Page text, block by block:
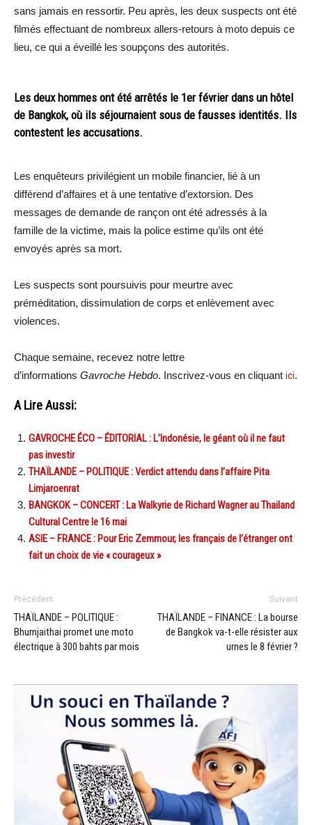
sans jamais en ressortir. Peu après, les deux suspects ont été
filmés effectuant de nombreux allers-retours à moto depuis ce
lieu, ce qui a éveillé les soupçons des autorités.
Les deux hommes ont été arrêtés le 1er février dans un hôtel
de Bangkok, où ils séjournaient sous de fausses identités. Ils
contestent les accusations.
Les enquêteurs privilégient un mobile financier, lié à un
différend d’affaires et à une tentative d’extorsion. Des
messages de demande de rançon ont été adressés à la
famille de la victime, mais la police estime qu’ils ont été
envoyés après sa mort.
Les suspects sont poursuivis pour meurtre avec
préméditation, dissimulation de corps et enlèvement avec
violences.
Chaque semaine, recevez notre lettre
d’informations Gavroche Hebdo. Inscrivez-vous en cliquant ici.
A Lire Aussi:
GAVROCHE ÉCO – ÉDITORIAL : L’Indonésie, le géant où il ne faut
pas investir
THAÏLANDE – POLITIQUE : Verdict attendu dans l’affaire Pita
Limjaroenrat
BANGKOK – CONCERT : La Walkyrie de Richard Wagner au Thailand
Cultural Centre le 16 mai
ASIE – FRANCE : Pour Eric Zemmour, les français de l’étranger ont
fait un choix de vie « courageux »
Précédent
THAÏLANDE – POLITIQUE :
Bhumjaithai promet une moto
électrique à 300 bahts par mois
Suivant
THAÏLANDE – FINANCE : La bourse
de Bangkok va-t-elle résister aux
urnes le 8 février ?